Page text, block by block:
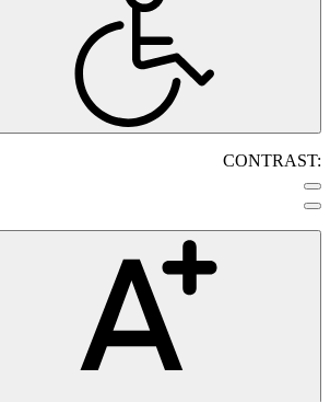
CONTRAST: